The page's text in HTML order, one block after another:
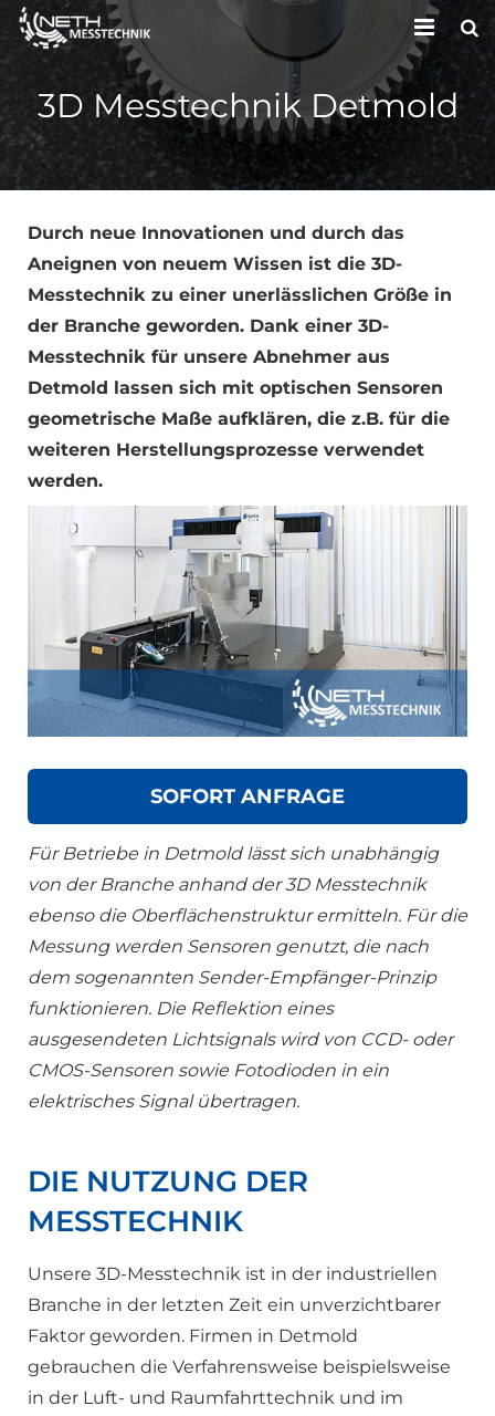
HOME
UNTERNEHMEN
LEISTUNGEN
KONTAKT
3D Messtechnik Detmold
Durch neue Innovationen und durch das
Aneignen von neuem Wissen ist die 3D-
Messtechnik zu einer unerlässlichen Größe in
der Branche geworden. Dank einer 3D-
Messtechnik für unsere Abnehmer aus
Detmold lassen sich mit optischen Sensoren
geometrische Maße aufklären, die z.B. für die
weiteren Herstellungsprozesse verwendet
werden.
SOFORT ANFRAGE
Für Betriebe in Detmold lässt sich unabhängig
von der Branche anhand der 3D Messtechnik
ebenso die Oberflächenstruktur ermitteln. Für die
Messung werden Sensoren genutzt, die nach
dem sogenannten Sender-Empfänger-Prinzip
funktionieren. Die Reflektion eines
ausgesendeten Lichtsignals wird von CCD- oder
CMOS-Sensoren sowie Fotodioden in ein
elektrisches Signal übertragen.
DIE NUTZUNG DER
MESSTECHNIK
Unsere 3D-Messtechnik ist in der industriellen
Branche in der letzten Zeit ein unverzichtbarer
Faktor geworden. Firmen in Detmold
gebrauchen die Verfahrensweise beispielsweise
in der Luft- und Raumfahrttechnik und im